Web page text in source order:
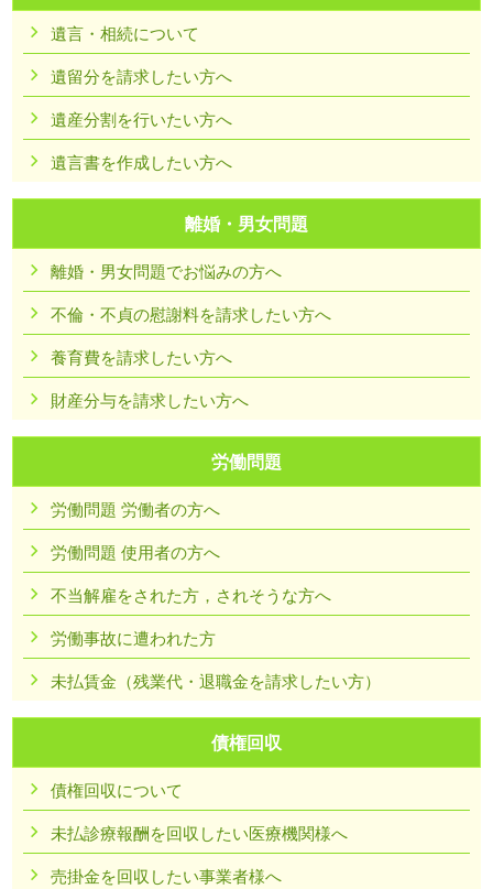
遺言・相続について
遺留分を請求したい方へ
遺産分割を行いたい方へ
遺言書を作成したい方へ
離婚・男女問題
離婚・男女問題でお悩みの方へ
不倫・不貞の慰謝料を請求したい方へ
養育費を請求したい方へ
財産分与を請求したい方へ
労働問題
労働問題 労働者の方へ
労働問題 使用者の方へ
不当解雇をされた方，されそうな方へ
労働事故に遭われた方
未払賃金（残業代・退職金を請求したい方）
債権回収
債権回収について
未払診療報酬を回収したい医療機関様へ
売掛金を回収したい事業者様へ